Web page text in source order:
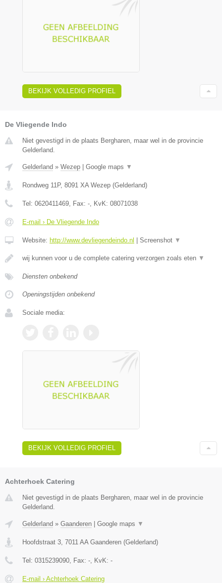
BEKIJK VOLLEDIG PROFIEL
De Vliegende Indo
Niet gevestigd in de plaats Bergharen, maar wel in de provincie
Gelderland.
Gelderland » Wezep Google maps ▼
Rondweg 11P, 8091 XA Wezep (Gelderland)
Tel: 0620411469, Fax: -, KvK: 08071038
E-mail › De Vliegende Indo
Website: http://www.devliegendeindo.nl Screenshot ▼
wij kunnen voor u de complete catering verzorgen zoals eten ▼
Diensten onbekend
Openingstijden onbekend
Sociale media:
BEKIJK VOLLEDIG PROFIEL
Achterhoek Catering
Niet gevestigd in de plaats Bergharen, maar wel in de provincie
Gelderland.
Gelderland » Gaanderen | Google maps ▼
Hoofdstraat 3 7011 AA Gaanderen (Gelderland)
Tel: 0315239090 , Fax: - , KvK: -
E-mail › Achterhoek Catering